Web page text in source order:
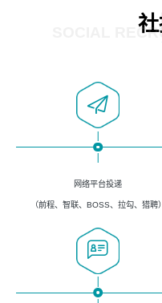
4、掌握DevOps思想、方法和流程
5、掌握常见中间件配置与优化，如
SOCIAL
网络平台投递
（前程、智联、BOSS、拉勾、猎聘）